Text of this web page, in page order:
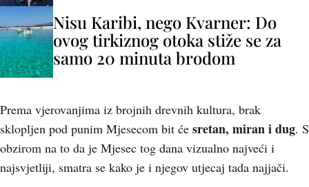
Nisu Karibi, nego Kvarner: Do
ovog tirkiznog otoka stiže se za
samo 20 minuta brodom
Prema vjerovanjima iz brojnih drevnih kultura, brak
sklopljen pod punim Mjesecom bit će sretan, miran i dug. S
obzirom na to da je Mjesec tog dana vizualno najveći i
najsvjetliji, smatra se kako je i njegov utjecaj tada najjači.